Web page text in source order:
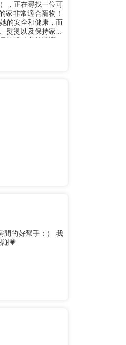
，正在尋找一位可
家非常適合寵物！
的安全和健康，而
熨燙以及保持家庭
絡。謝謝💗